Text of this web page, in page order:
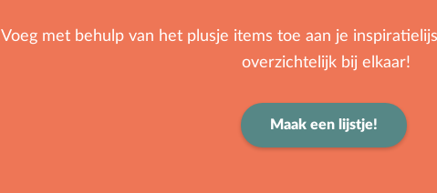
Voeg met behulp van het plusje items toe aan je
overzichtelijk bij elkaar!
Maak een lijstje!